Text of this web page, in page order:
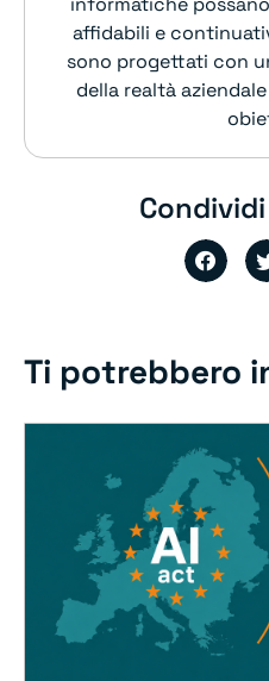
affidabili e
sono progettati con
della realtà
Ti potrebbero